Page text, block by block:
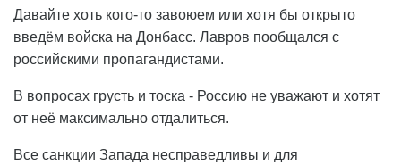
Давайте хоть кого-то завоюем или хотя бы открыто
введём войска на Донбасс. Лавров пообщался с
российскими пропагандистами.
В вопросах грусть и тоска - Россию не уважают и хотят
от неё максимально отдалиться.
Все санкции Запада несправедливы и для